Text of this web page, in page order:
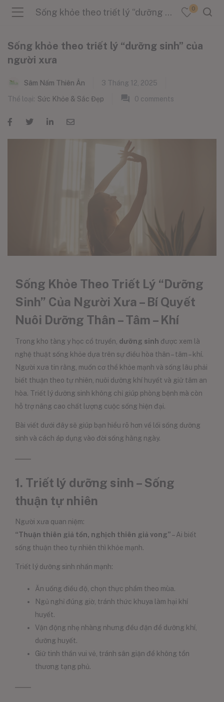
(Sản Phẩm )
Sống khỏe theo triết lý “dưỡng sinh” của người xưa 0
Sống khỏe theo triết lý “dưỡng sinh” của
người xưa
Sâm Nấm Thiên Ân
3 Tháng 12, 2025
Thể loại: Sức Khỏe & Sắc Đẹp 0 comments
Sống Khỏe Theo Triết Lý “Dưỡng
Sinh” Của Người Xưa – Bí Quyết
Nuôi Dưỡng Thân – Tâm – Khí
Trong kho tàng y học cổ truyền, dưỡng sinh được xem là
nghệ thuật sống khỏe dựa trên sự điều hòa thân – tâm – khí.
Người xưa tin rằng, muốn cơ thể khỏe mạnh và sống lâu phải
biết thuận theo tự nhiên, nuôi dưỡng khí huyết và giữ tâm an
hòa. Triết lý dưỡng sinh không chỉ giúp phòng bệnh mà còn
hỗ trợ nâng cao chất lượng cuộc sống hiện đại.
Bài viết dưới đây sẽ giúp bạn hiểu rõ hơn về lối sống dưỡng
sinh và cách áp dụng vào đời sống hằng ngày.
1. Triết lý dưỡng sinh – Sống
thuận tự nhiên
Người xưa quan niệm:
“Thuận thiên giả tồn, nghịch thiên giả vong”– Ai biết
sống thuận theo tự nhiên thì khỏe mạnh.
Triết lý dưỡng sinh nhấn mạnh:
Ăn uống điều độ, chọn thực phẩm theo mùa.
Ngủ nghỉ đúng giờ, tránh thức khuya làm hại khí
huyết.
Vận động nhẹ nhàng nhưng đều đặn để dưỡng khí,
dưỡng huyết.
Giữ tinh thần vui vẻ, tránh sân giận để không tổn
thương tạng phủ.